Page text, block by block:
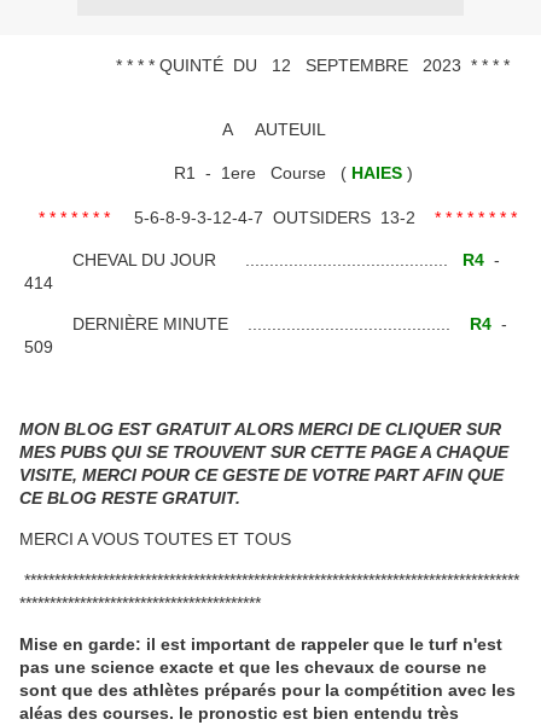
* * * * QUINTÉ DU 12 SEPTEMBRE 2023 * * * *
A AUTEUIL
R1 - 1ere Course ( HAIES )
* * * * * * * 5-6-8-9-3-12-4-7 OUTSIDERS 13-2 * * * * * * * *
CHEVAL DU JOUR .......................................... R4 -
414
DERNIÈRE MINUTE .......................................... R4 -
509
MON BLOG EST GRATUIT ALORS MERCI DE CLIQUER SUR
MES PUBS QUI SE TROUVENT SUR CETTE PAGE A CHAQUE
VISITE, MERCI POUR CE GESTE DE VOTRE PART AFIN QUE
CE BLOG RESTE GRATUIT.
MERCI A VOUS TOUTES ET TOUS
**********************************************************************************
****************************************
Mise en garde: il est important de rappeler que le turf n'est
pas une science exacte et que les chevaux de course ne
sont que des athlètes préparés pour la compétition avec les
aléas des courses. le pronostic est bien entendu très